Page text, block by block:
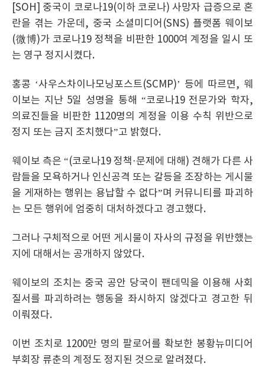
[SOH] 중국이 코로나19(이하 코로나) 사망자 급증으로 혼
란을 겪는 가운데, 중국 소셜미디어(SNS) 플랫폼 웨이보
(微博)가 코로나19 정책을 비판한 1000여 계정을 일시 또
는 영구 정지시켰다.
홍콩 ‘사우스차이나모닝포스트(SCMP)’ 등에 따르면, 웨
이보는 지난 5일 성명을 통해 “코로나19 전문가와 학자,
의료진들을 비판한 1120명의 계정을 이용 수칙 위반으로
정지 또는 금지 조치했다”고 밝혔다.
웨이보 측은 “(코로나19 정책·문제에 대해) 견해가 다른 사
람들을 모욕하거나 인신공격 또는 갈등을 조장하는 게시물
을 게재하는 행위는 용납할 수 없다”며 커뮤니티를 파괴하
는 모든 행위에 엄중히 대처하겠다고 경고했다.
그러나 구체적으로 어떤 게시물이 자사의 규정을 위반했는
지에 대해서는 공개하지 않았다.
웨이보의 조치는 중국 공안 당국이 팬데믹을 이용해 사회
질서를 파괴하려는 행동을 좌시하지 않겠다고 경고한 뒤
이뤄졌다.
이번 조치로 1200만 명의 팔로어를 확보한 봉황뉴미디어
부회장 류춘의 계정도 정지된 것으로 알려졌다.